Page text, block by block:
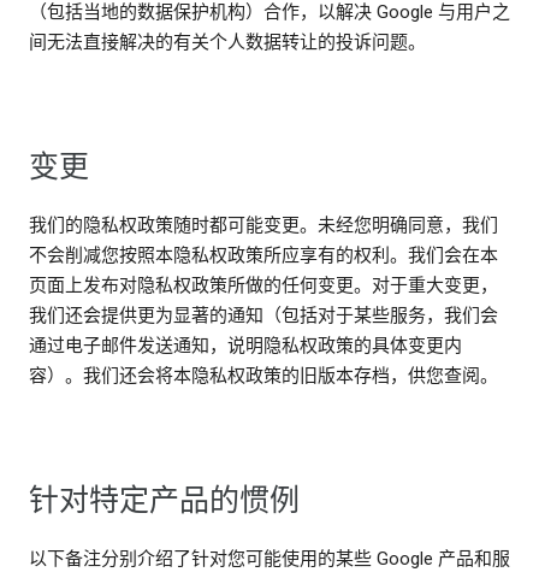
（包括当地的数据保护机构）合作，以解决 Google 与用户之
间无法直接解决的有关个人数据转让的投诉问题。
变更
我们的隐私权政策随时都可能变更。未经您明确同意，我们
不会削减您按照本隐私权政策所应享有的权利。我们会在本
页面上发布对隐私权政策所做的任何变更。对于重大变更，
我们还会提供更为显著的通知（包括对于某些服务，我们会
通过电子邮件发送通知，说明隐私权政策的具体变更内
容）。我们还会将本隐私权政策的旧版本存档，供您查阅。
针对特定产品的惯例
以下备注分别介绍了针对您可能使用的某些 Google 产品和服